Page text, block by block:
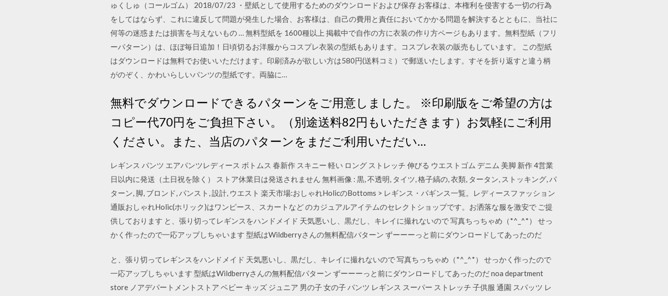
ゅくしゅ（コールゴム） 2018/07/23 ・壁紙として使用するためのダウンロードおよび保存 お客様は、本権利を侵害する一切の行為
をしてはならず、これに違反して問題が発生した場合、お客様は、自己の費用と責任においてかかる問題を解決するとともに、当社に
何等の迷惑または損害を与えないもの … 無料型紙を 1600種以上 掲載中で自作の方に衣装の作り方ページもあります。無料型紙（フリ
ーパターン）は、ほぼ毎日追加！日頃切るお洋服からコスプレ衣装の型紙もあります。コスプレ衣装の販売もしています。 この型紙
はダウンロードは無料でお使いいただけます。印刷済みが欲しい方は580円(送料コミ）で郵送いたします。すそを折り返すと違う柄
がのぞく、かわいらしいパンツの型紙です。両脇に…
無料でダウンロードできるパターンをご用意しました。 ※印刷版をご希望の方は
コピー代70円をご負担下さい。（別途送料82円もいただきます）お気軽にご利用
ください。また、当店のパターンをまだご利用いただい…
レギンス パンツ エアパンツレディース ボトムス 春新作 スキニー 軽い ロング ストレッチ 伸びる ウエストゴム デニム 美脚 新作 4営業
日以内に発送（土日祝を除く） ストア休業日は発送されません 無料画像 : 黒, 不透明, タイツ, 格子縞の, 衣類, タータン, ストッキング, パ
ターン, 脚, ブロンド, パンスト, 設計, ウエスト 楽天市場:おしゃれHolicのBottoms > レギンス・パギンス一覧。レディースファッション
通販おしゃれHolic(ホリック)はワンピース、スカートなど のカジュアルアイテムのセレクトショップです。お洒落な服を激安で ご提
供しております と、張り切ってレギンスをハンドメイド 天気悪いし、黒だし、キレイに撮れないので 写真ちっちゃめ（*^_^*） せっ
かく作ったので一応アップしちゃいます 型紙はWildberryさんの無料配信パターン ずーーーっと前にダウンロードしてあったのだ
と、張り切ってレギンスをハンドメイド 天気悪いし、黒だし、キレイに撮れないので 写真ちっちゃめ（*^_^*） せっかく作ったので
一応アップしちゃいます 型紙はWildberryさんの無料配信パターン ずーーーっと前にダウンロードしてあったのだ noa department
store ノアデパートメントストア ベビー キッズ ジュニア 男の子 女の子 パンツ レギンス スーパー ストレッチ 子供服 通園 スパッツ レ